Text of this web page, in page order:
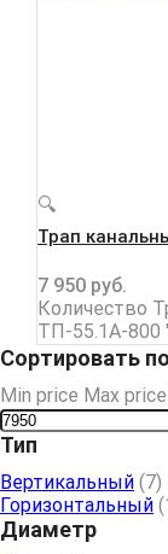
🔍
Трап
7 950 руб.
Количество
ТП-55.1А-800
Сортировать
Min price Max price
Тип
Вертикальный (7)
Горизонтальный
Диаметр